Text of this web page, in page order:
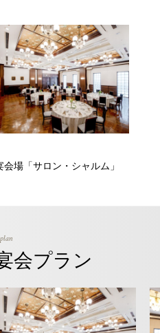
会場「サロン・シャルム」
会プラン